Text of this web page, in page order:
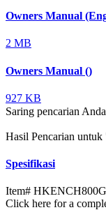
Owners Manual
2 MB
Owners Manual ()
927 KB
Saring pencarian Anda
Hasil Pencarian untuk
Spesifikasi
Item#
Click here for a